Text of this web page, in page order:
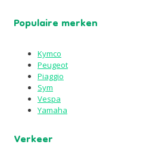
Populaire merken
Kymco
Peugeot
Piaggio
Sym
Vespa
Yamaha
Verkeer